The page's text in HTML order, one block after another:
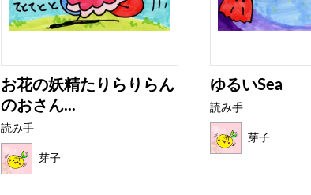
お花の妖精たりらりらん
のおさん...
読み手
芽子
ゆるいSea
読み手
芽子